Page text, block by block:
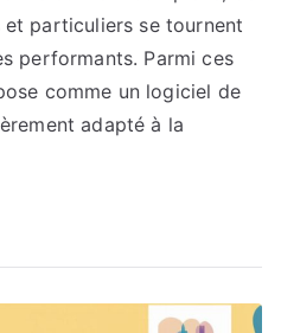
particuliers se tournent
performants. Parmi ces
comme un logiciel de
adapté à la